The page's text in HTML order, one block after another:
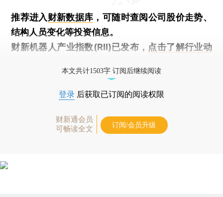
推荐进入财新数据库 ，可随时查阅公司股价走势、
结构人员变化等投资信息。
财新机器人产业指数(RII)已发布， 点击了解行业动
本文共计1503字 订阅后继续阅读
登录 后获取已订阅的阅读权限
财新通会员
可畅读全文
订阅/会员升级